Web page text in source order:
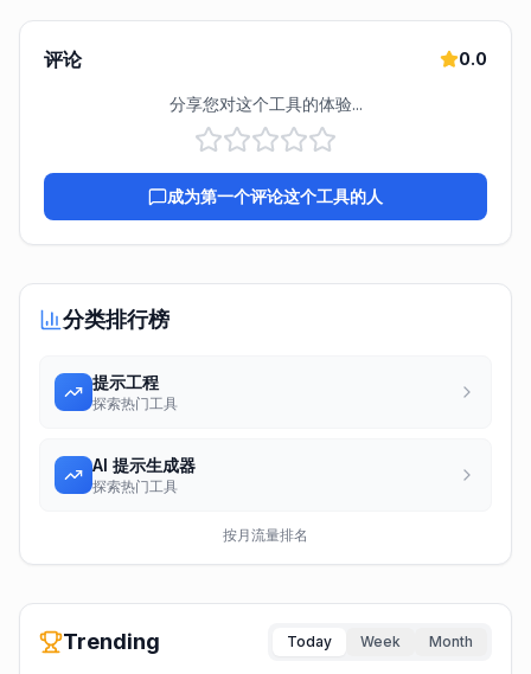
评论 0.0
分享您对这个工具的体验...
成为第一个评论这个工具的人
分类排行榜
提示工程
探索热门工具
AI 提示生成器
探索热门工具
按月流量排名
Trending Today Week Month